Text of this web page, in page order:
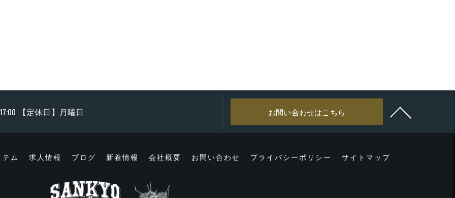
【定休日】月曜日 お問い合わせはこちら
ム 求人情報 ブログ 新着情報 会社概要 お問い合わせ プライバシーポリシー サイトマップ